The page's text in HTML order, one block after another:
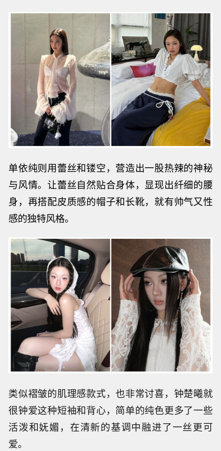
单依纯则用蕾丝和镂空，营造出一股热辣的神秘
与风情。让蕾丝自然贴合身体，显现出纤细的腰
身，再搭配皮质感的帽子和长靴，就有帅气又性
感的独特风格。
类似褶皱的肌理感款式，也非常讨喜，钟楚曦就
很钟爱这种短袖和背心，简单的纯色更多了一些
活泼和妩媚，在清新的基调中融进了一丝更可
爱。